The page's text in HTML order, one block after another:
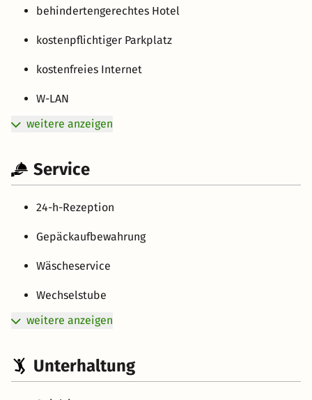
behindertengerechtes Hotel
kostenpflichtiger Parkplatz
kostenfreies Internet
W-LAN
weitere anzeigen
Service
24-h-Rezeption
Gepäckaufbewahrung
Wäscheservice
Wechselstube
weitere anzeigen
Unterhaltung